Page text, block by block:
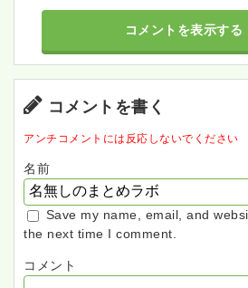
コメントを表示する
コメントを書く
アンチコメントには反応しないでください
名前
Save my name, email, and
the next time I comment.
コメント